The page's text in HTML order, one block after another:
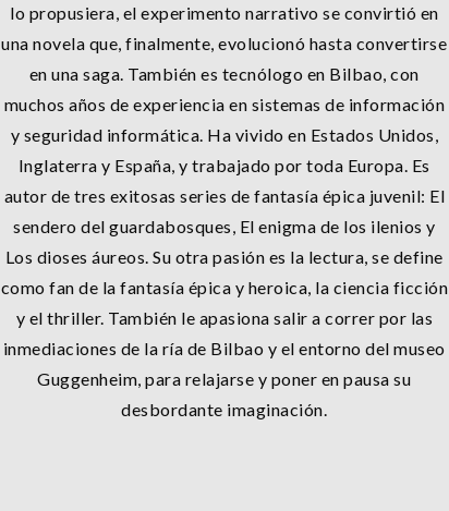
lo propusiera, el experimento narrativo se convirtió en
una novela que, finalmente, evolucionó hasta convertirse
en una saga. También es tecnólogo en Bilbao, con
muchos años de experiencia en sistemas de información
y seguridad informática. Ha vivido en Estados Unidos,
Inglaterra y España, y trabajado por toda Europa. Es
autor de tres exitosas series de fantasía épica juvenil: El
sendero del guardabosques, El enigma de los ilenios y
Los dioses áureos. Su otra pasión es la lectura, se define
como fan de la fantasía épica y heroica, la ciencia ficción
y el thriller. También le apasiona salir a correr por las
inmediaciones de la ría de Bilbao y el entorno del museo
Guggenheim, para relajarse y poner en pausa su
desbordante imaginación.